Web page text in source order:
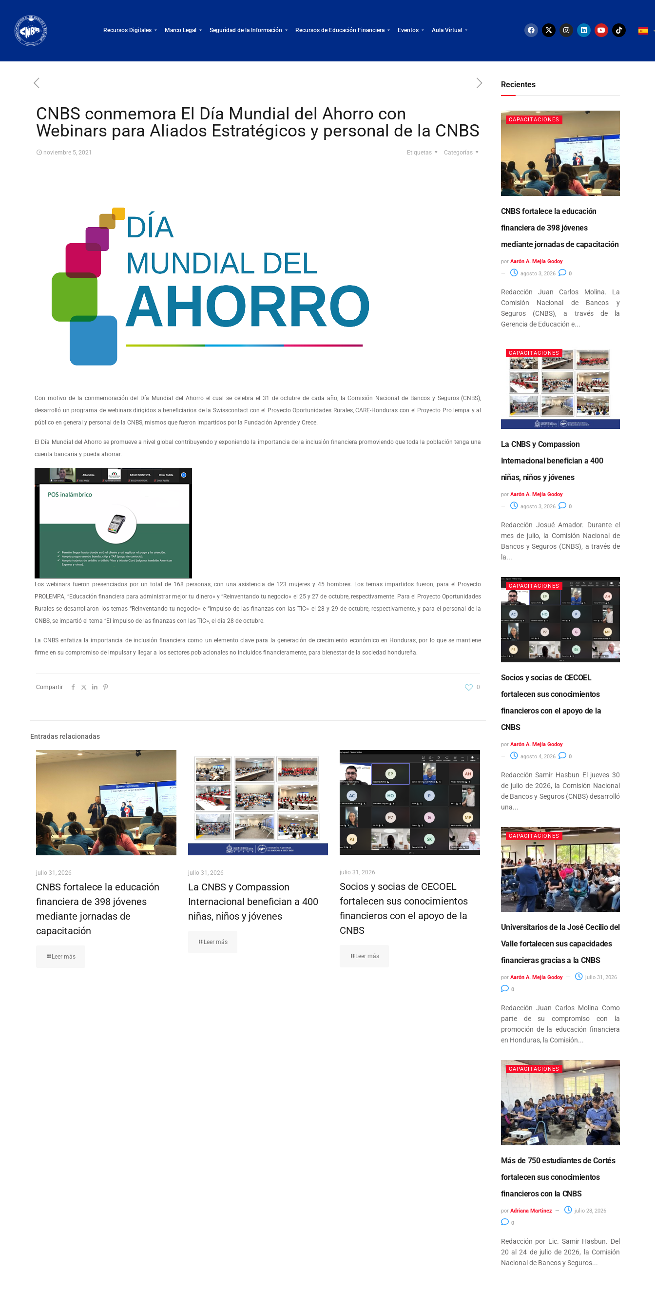
Recursos Digitales Marco Legal Seguridad de la Información Recursos de Educación Financiera Eventos Aula Virtual
CNBS conmemora El Día Mundial del Ahorro con
Webinars para Aliados Estratégicos y personal de la CNBS
noviembre 5, 2021 Categorías
Etiquetas
Con motivo de la conmemoración del Día Mundial del Ahorro el cual se celebra el 31 de octubre de cada año, la Comisión Nacional de Bancos y Seguros (CNBS),
desarrolló un programa de webinars dirigidos a beneficiarios de la Swisscontact con el Proyecto Oportunidades Rurales, CARE-Honduras con el Proyecto Pro lempa y al
público en general y personal de la CNBS, mismos que fueron impartidos por la Fundación Aprende y Crece.
El Día Mundial del Ahorro se promueve a nivel global contribuyendo y exponiendo la importancia de la inclusión financiera promoviendo que toda la población tenga una
cuenta bancaria y pueda ahorrar.
Los webinars fueron presenciados por un total de 168 personas, con una asistencia de 123 mujeres y 45 hombres. Los temas impartidos fueron, para el Proyecto
PROLEMPA, “Educación financiera para administrar mejor tu dinero» y “Reinventando tu negocio» el 25 y 27 de octubre, respectivamente. Para el Proyecto Oportunidades
Rurales se desarrollaron los temas “Reinventando tu negocio» e “Impulso de las finanzas con las TIC» el 28 y 29 de octubre, respectivamente, y para el personal de la
CNBS, se impartió el tema “El impulso de las finanzas con las TIC», el día 28 de octubre.
La CNBS enfatiza la importancia de inclusión financiera como un elemento clave para la generación de crecimiento económico en Honduras, por lo que se mantiene
firme en su compromiso de impulsar y llegar a los sectores poblacionales no incluidos financieramente, para bienestar de la sociedad hondureña.
Compartir 0
Entradas relacionadas
julio 31, 2026
CNBS fortalece la educación
financiera de 398 jóvenes
mediante jornadas de
capacitación
Leer más
julio 31, 2026
La CNBS y Compassion
Internacional benefician a 400
niñas, niños y jóvenes
Leer más
julio 31, 2026
Socios y socias de CECOEL
fortalecen sus conocimientos
financieros con el apoyo de la
CNBS
Leer más
Recientes
CAPACITACIONES
CNBS fortalece la educación
financiera de 398 jóvenes
mediante jornadas de capacitación
por Aarón A. Mejía Godoy
agosto 3, 2026
0
Redacción Juan Carlos Molina. La
Comisión Nacional de Bancos y
Seguros (CNBS), a través de la
Gerencia de Educación e...
CAPACITACIONES
La CNBS y Compassion
Internacional benefician a 400
niñas, niños y jóvenes
por Aarón A. Mejía Godoy
agosto 3, 2026
0
Redacción Josué Amador. Durante el
mes de julio, la Comisión Nacional de
Bancos y Seguros (CNBS), a través de
la...
CAPACITACIONES
Socios y socias de CECOEL
fortalecen sus conocimientos
financieros con el apoyo de la
CNBS
por Aarón A. Mejía Godoy
agosto 4, 2026
0
Redacción Samir Hasbun El jueves 30
de julio de 2026, la Comisión Nacional
de Bancos y Seguros (CNBS) desarrolló
una...
CAPACITACIONES
Universitarios de la José Cecilio del
Valle fortalecen sus capacidades
financieras gracias a la CNBS
por Aarón A. Mejía Godoy
julio 31, 2026
0
Redacción Juan Carlos Molina Como
parte de su compromiso con la
promoción de la educación financiera
en Honduras, la Comisión...
CAPACITACIONES
Más de 750 estudiantes de Cortés
fortalecen sus conocimientos
financieros con la CNBS
por Adriana Martinez
julio 28, 2026
0
Redacción por Lic. Samir Hasbun. Del
20 al 24 de julio de 2026, la Comisión
Nacional de Bancos y Seguros...